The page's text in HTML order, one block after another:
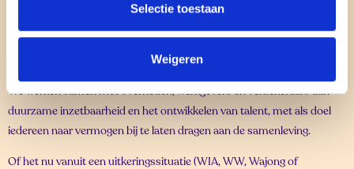
Selectie toestaan
Weigeren
ondernemerschap of een verbeterde werksituatie met meer
We werken samen met overheden, werkgevers en verzekeraars aan
duurzame inzetbaarheid en het ontwikkelen van talent, met als doel
iedereen naar vermogen bij te laten dragen aan de samenleving.
Of het nu vanuit een uitkeringssituatie (WIA, WW, Wajong of